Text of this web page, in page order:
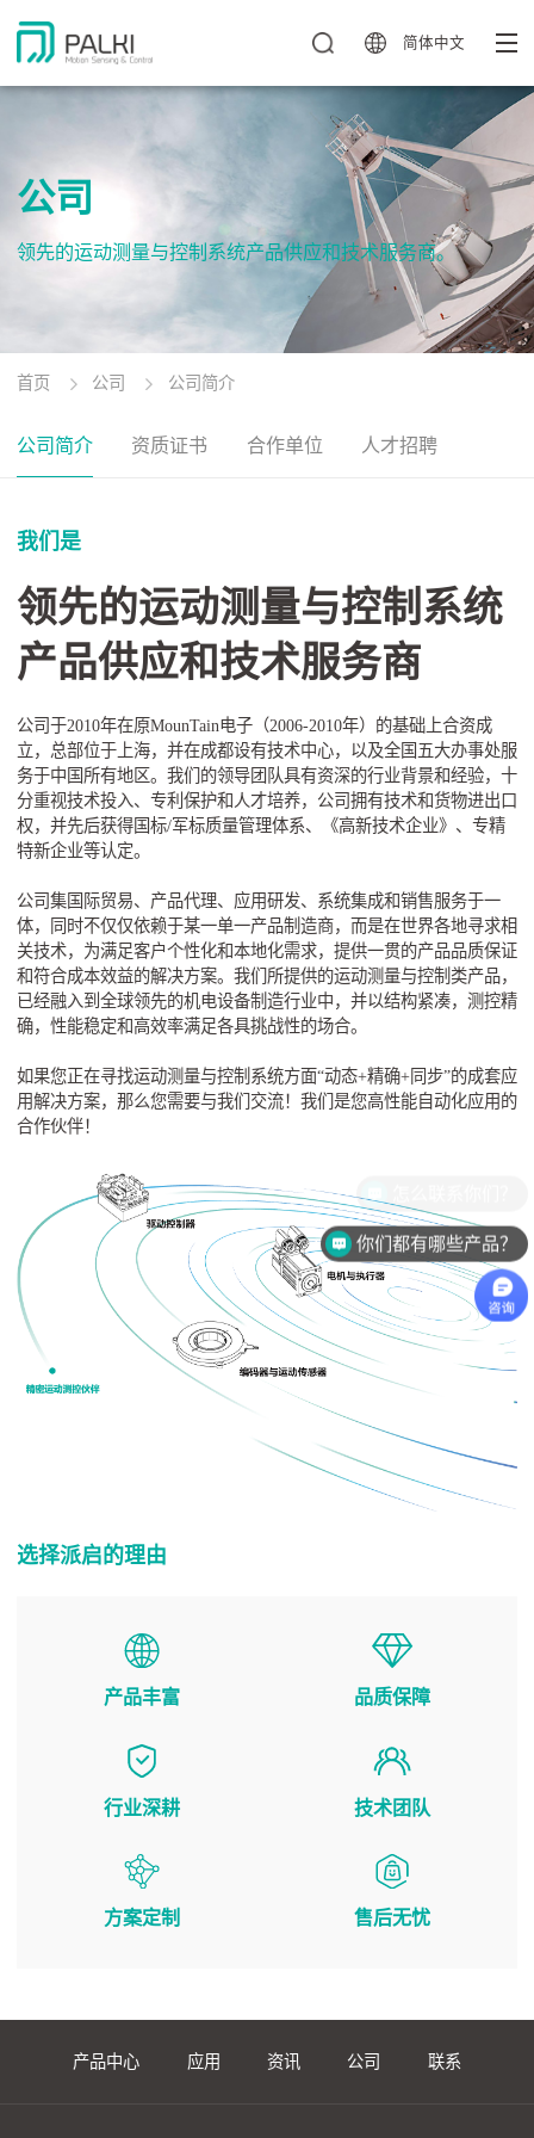
简体中文
公司
领先的运动测量与控制系统产品供应和技术服务商。
首页 公司 公司简介
公司简介 资质证书 合作单位 人才招聘
我们是
领先的运动测量与控制系统
产品供应和技术服务商
公司于2010年在原MounTain电子（2006-2010年）的基础上合资成
立，总部位于上海，并在成都设有技术中心，以及全国五大办事处服
务于中国所有地区。我们的领导团队具有资深的行业背景和经验，十
分重视技术投入、专利保护和人才培养，公司拥有技术和货物进出口
权，并先后获得国标/军标质量管理体系、《高新技术企业》、专精
特新企业等认定。
公司集国际贸易、产品代理、应用研发、系统集成和销售服务于一
体，同时不仅仅依赖于某一单一产品制造商，而是在世界各地寻求相
关技术，为满足客户个性化和本地化需求，提供一贯的产品品质保证
和符合成本效益的解决方案。我们所提供的运动测量与控制类产品，
已经融入到全球领先的机电设备制造行业中，并以结构紧凑，测控精
确，性能稳定和高效率满足各具挑战性的场合。
如果您正在寻找运动测量与控制系统方面“动态+精确+同步”的成套应
用解决方案，那么您需要与我们交流！我们是您高性能自动化应用的
合作伙伴！
选择派启的理由
产品丰富 品质保障
行业深耕 技术团队
方案定制 售后无忧
产品中心 应用 资讯 公司 联系
你们都有哪些产品？